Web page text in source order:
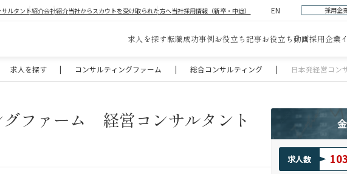
サルタント紹介会社紹介当社からスカウトを受け取られた方へ当社採用情報（新卒・中途） EN 採用企
求人を探す転職成功事例お役立ち記事お役立ち動画採用企業
求人を探す | コンサルティングファーム | 総合コンサルティング | 日本発経営コン
グファーム 経営コンサルタント
求人数